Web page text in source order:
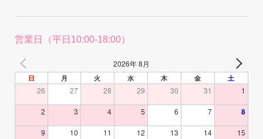
営業日（平日10:00-18:00）
2026年 8月
日 月 火 水 木 金 土
26 27 28 29 30 31 1
2 3 4 5 6 7 8
9 10 11 12 13 14 15